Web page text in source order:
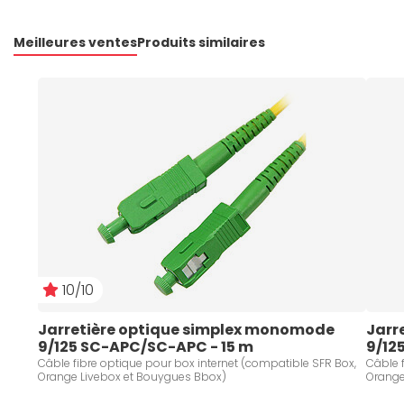
Meilleures ventesProduits similaires
10/10
Jarretière optique simplex monomode
9/125 SC-APC/SC-APC - 15 m
Câble fibre optique pour box internet (compatible SFR Box,
Orange Livebox et Bouygues Bbox)
9/
Câble